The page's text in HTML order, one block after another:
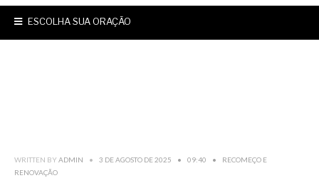
ESCOLHA SUA ORAÇÃO
WRITTEN BY ADMIN • 3 DE AGOSTO DE 2025 • 09:40 •
RECOMEÇO E
RENOVAÇÃO